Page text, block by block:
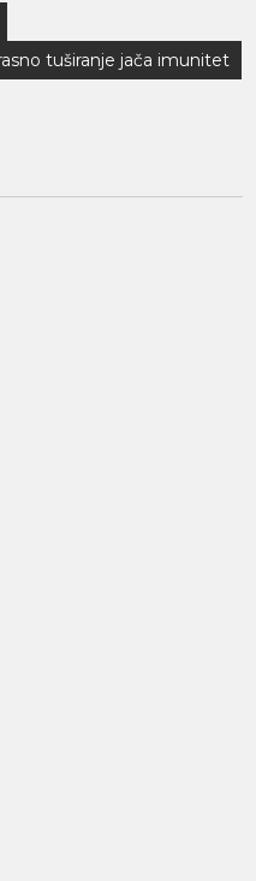
tuširanje jača imunitet